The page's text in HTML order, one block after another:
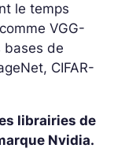
le temps
VGG-
bases de
CIFAR-
librairies de
Nvidia.